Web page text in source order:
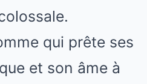
qui prête ses
et son âme à